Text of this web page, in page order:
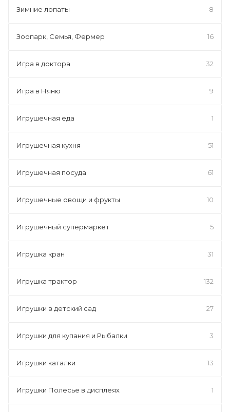
Зимние лопаты 8
Зоопарк, Семья, Фермер 16
Игра в доктора 32
Игра в Няню 9
Игрушечная еда 1
Игрушечная кухня 51
Игрушечная посуда 61
Игрушечные овощи и фрукты 10
Игрушечный супермаркет 5
Игрушка кран 31
Игрушка трактор 132
Игрушки в детский сад 27
Игрушки для купания и Рыбалки 3
Игрушки каталки 13
Игрушки Полесье в дисплеях 1